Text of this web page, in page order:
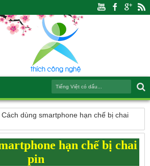
Cách dùng smartphone hạn chế bị chai
hạn chế bị chai
pin